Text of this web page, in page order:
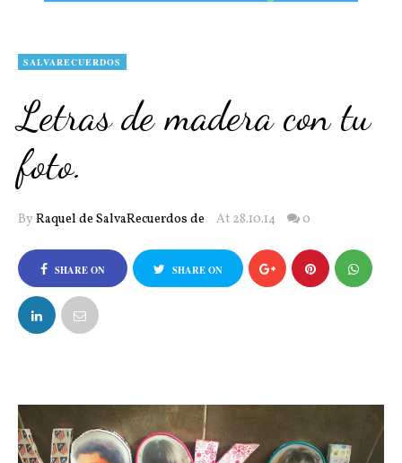
SALVARECUERDOS
Letras de madera con tu
foto.
By Raquel de SalvaRecuerdos de At 28.10.14 0
SHARE ON
FACEBOOK
SHARE ON